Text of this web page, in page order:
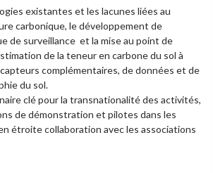
existantes et les lacunes liées au
carbonique, le développement de
de surveillance et la mise au point de
de la teneur en carbone du sol à
complémentaires, de données et de
du sol.
clé pour la transnationalité des activités,
de démonstration et pilotes dans les
étroite collaboration avec les associations